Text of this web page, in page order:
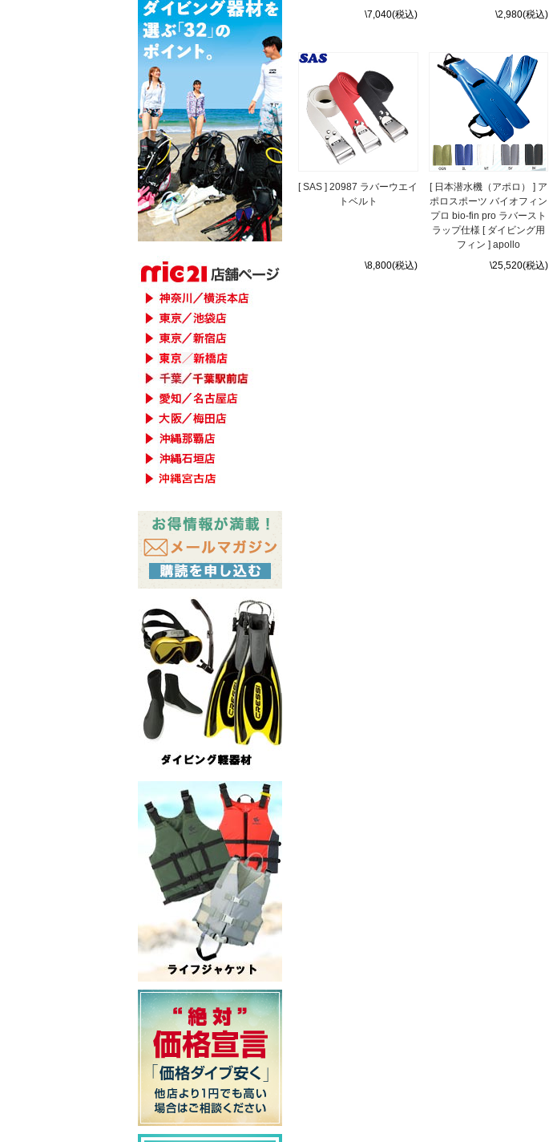
\7,040(税込) \2,980(税込)
[ SAS ] 20987 ラバーウエイ
トベルト
\8,800(税込)
[ 日本潜水機（アポロ） ] ア
ポロスポーツ バイオフィン
プロ bio-fin pro ラバースト
ラップ仕様 [ ダイビング用
フィン ] apollo
\25,520(税込)